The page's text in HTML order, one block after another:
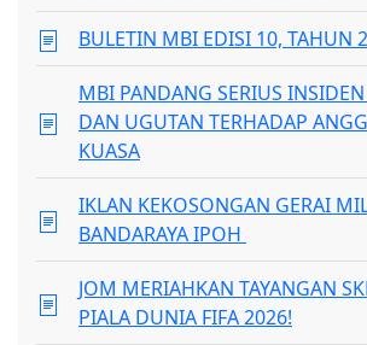
BULETIN MBI EDISI 10, TAHUN
MBI PANDANG SERIUS
DAN UGUTAN TERHADAP
KUASA
IKLAN KEKOSONGAN GERAI
BANDARAYA IPOH
JOM MERIAHKAN TAYANGAN
PIALA DUNIA FIFA 2026!